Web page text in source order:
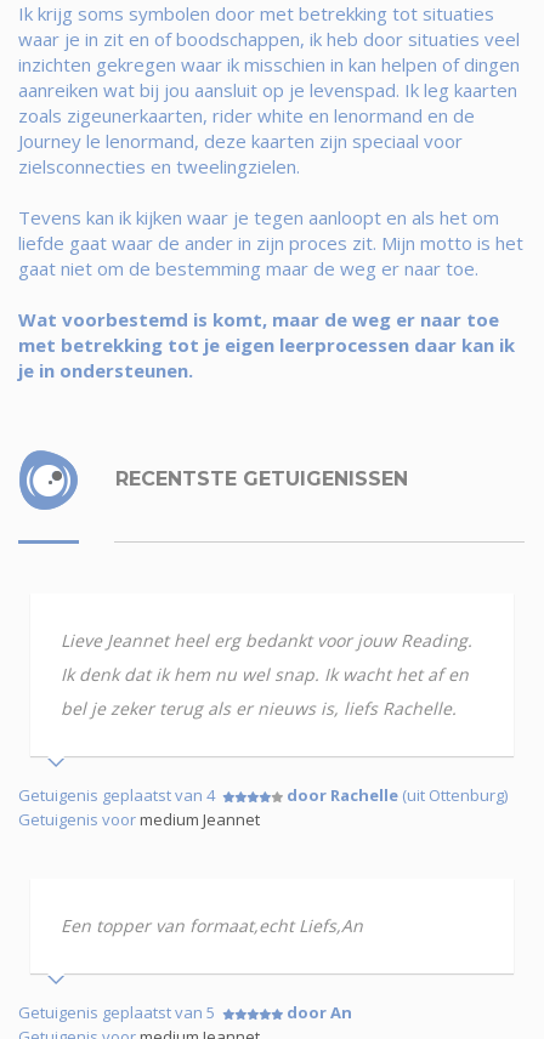
Ik krijg soms symbolen door met betrekking tot situaties
waar je in zit en of boodschappen, ik heb door situaties veel
inzichten gekregen waar ik misschien in kan helpen of dingen
aanreiken wat bij jou aansluit op je levenspad. Ik leg kaarten
zoals zigeunerkaarten, rider white en lenormand en de
Journey le lenormand, deze kaarten zijn speciaal voor
zielsconnecties en tweelingzielen.
Tevens kan ik kijken waar je tegen aanloopt en als het om
liefde gaat waar de ander in zijn proces zit. Mijn motto is het
gaat niet om de bestemming maar de weg er naar toe.
Wat voorbestemd is komt, maar de weg er naar toe
met betrekking tot je eigen leerprocessen daar kan ik
je in ondersteunen.
RECENTSTE GETUIGENISSEN
Lieve Jeannet heel erg bedankt voor jouw Reading.
Ik denk dat ik hem nu wel snap. Ik wacht het af en
bel je zeker terug als er nieuws is, liefs Rachelle.
Getuigenis geplaatst van 4 door Rachelle (uit Ottenburg)
Getuigenis voormedium Jeannet
Een topper van formaat,echt Liefs,An
Getuigenis geplaatst van 5
door An